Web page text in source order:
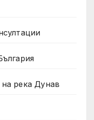
река Дунав